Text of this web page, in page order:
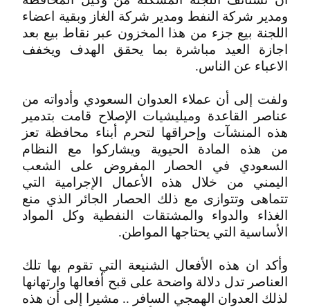
ومدير شركة النفط ومدير شركة الغاز وبقية اعضاء
اللجنة بيع جزء من هذا المخزون عبر نقاط بيع بعد
اجازة العيد مباشرة بما يحقق الهدف ويخفف
الاعباء عن الناس.
ولفت إلى أن عملاء العدوان السعودي وأدواته من
عناصر القاعدة وميليشيات الإصلاح قامت بتدمير
هذه المنشآت وإحراقها لتحرم أبناء محافظة تعز
من هذه المادة الحيوية ويشاركوا مع النظام
السعودي في الحصار المفروض على الشعب
اليمني من خلال هذه الأعمال الإجرامية التي
تتماهى وتتوازى مع ذلك الحصار الجائر الذي منع
الغذاء والدواء والمشتقات النفطية وكل المواد
الأساسية التي يحتاجها المواطن.
وأكد ان هذه الأفعال الشنيعة التي تقوم بها تلك
العناصر تدل دلالة واضحة على قبح أفعالها وارتهانها
لذلك العدوان الهمجي السافر .. مشيرا إلى أن هذه